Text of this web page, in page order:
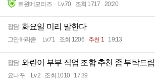
트윈메모리즈 Lv.70 조회 1717 20:20
잡담 화요일 미리 말한다
그만해라좀 Lv.71 조회 1206 추천 1 19:13
잡담 와린이 부부 직업 조합 추천 좀 부탁드
요나꾸 Lv.2 조회 1010 17:39